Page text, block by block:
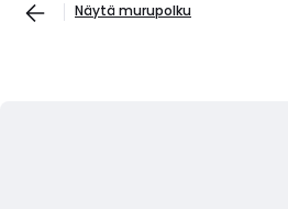
Näytä murupolku